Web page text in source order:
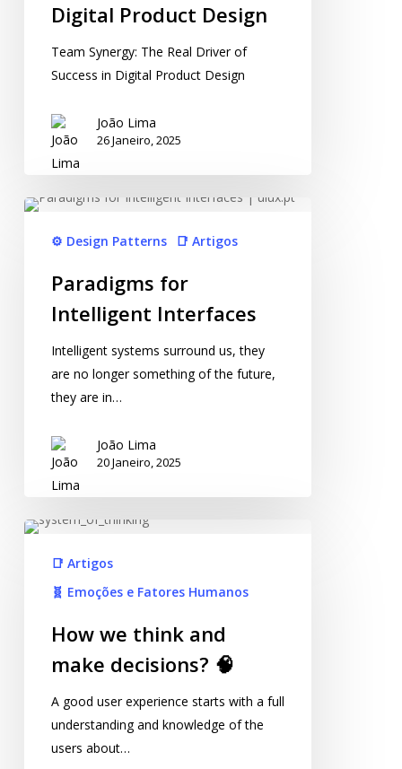
Digital Product Design
Team Synergy: The Real Driver of
Success in Digital Product Design
João Lima
26 Janeiro, 2025
⚙️ Design Patterns 📑 Artigos
Paradigms for
Intelligent Interfaces
Intelligent systems surround us, they
are no longer something of the future,
they are in…
João Lima
20 Janeiro, 2025
📑 Artigos
🧬 Emoções e Fatores Humanos
How we think and
make decisions? 🧠
A good user experience starts with a full
understanding and knowledge of the
users about…